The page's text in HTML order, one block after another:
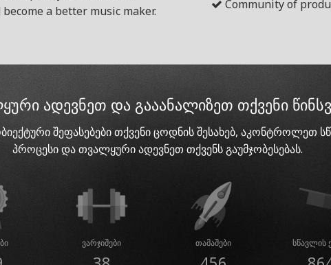
a better music maker.
Community of
ადევნეთ და გააანალიზეთ თქვენი
შეფასებები თქვენი ცოდნის შესახებ, აკონტროლეთ
პროცესი და თვალყური ადევნეთ თქვენს გაუმჯობესებას.
ვარჯიშები თამაშები სწავლის